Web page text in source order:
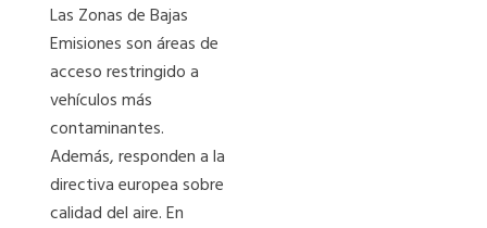
Las Zonas de Bajas
Emisiones son áreas de
acceso restringido a
vehículos más
contaminantes.
Además, responden a la
directiva europea sobre
calidad del aire. En